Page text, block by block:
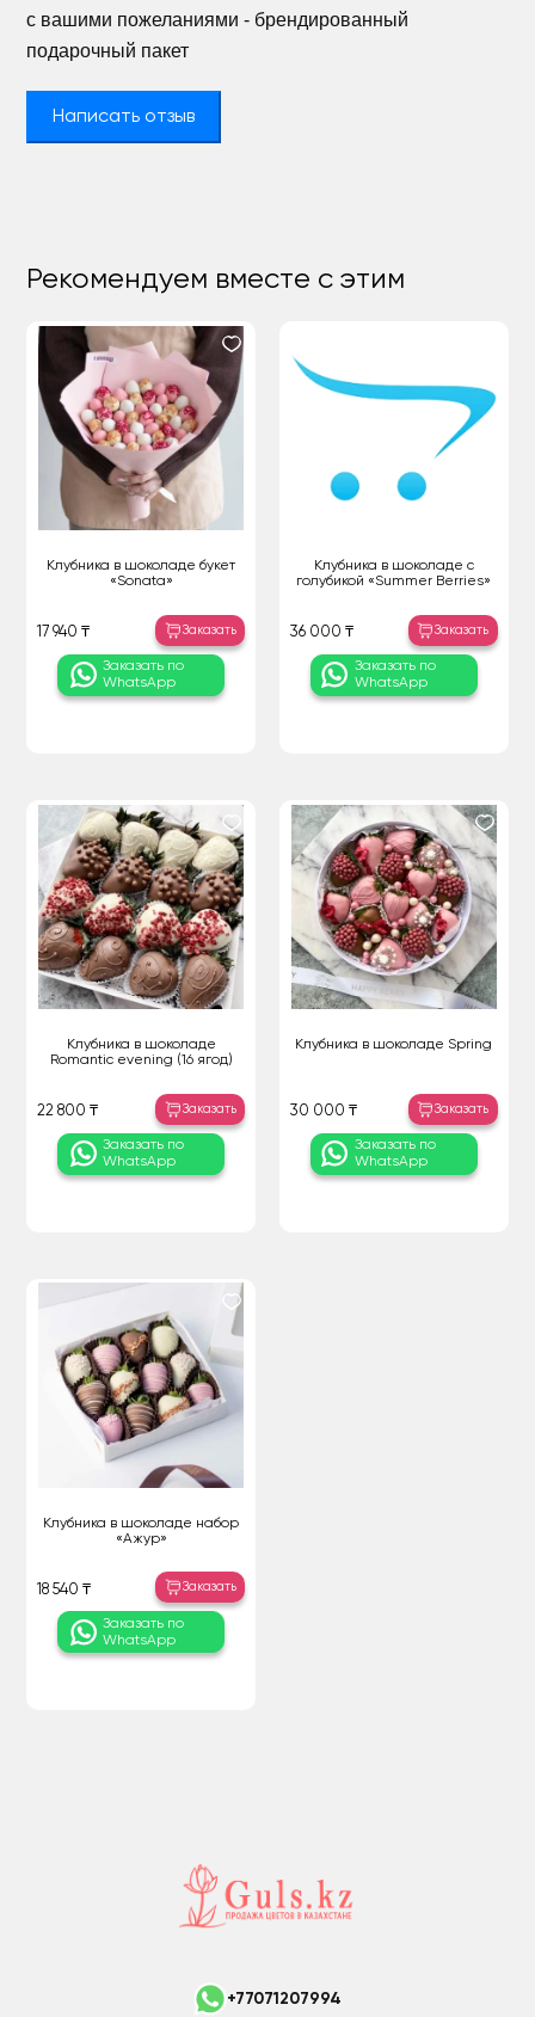
с вашими пожеланиями - брендированный
подарочный пакет
Написать отзыв
Рекомендуем вместе с этим
Клубника в шоколаде букет
«Sonata»
17 940 ₸ Заказать
Заказать по
WhatsApp
Клубника в шоколаде с
голубикой «Summer Berries»
36 000 ₸ Заказать
Заказать по
WhatsApp
Клубника в шоколаде
Romantic evening (16 ягод)
22 800 ₸ Заказать
Заказать по
WhatsApp
Клубника в шоколаде Spring
30 000 ₸ Заказать
Заказать по
WhatsApp
Клубника в шоколаде набор
«Ажур»
18 540 ₸ Заказать
Заказать по
WhatsApp
+77071207994